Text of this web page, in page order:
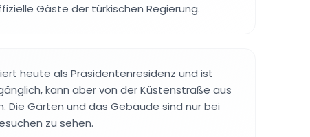
Gäste der türkischen Regierung.
heute als Präsidentenresidenz und ist
kann aber von der Küstenstraße aus
Gärten und das Gebäude sind nur bei
zu sehen.